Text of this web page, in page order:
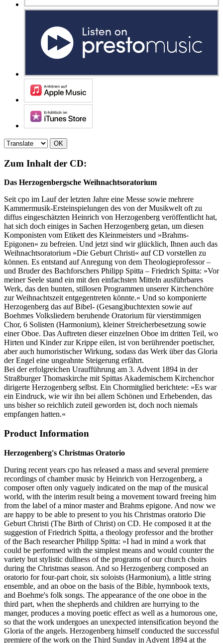
OK
Zum Inhalt der CD:
Das Herzogenbergsche Weihnachtsoratorium
Seit cpo im Lauf der letzten Jahre eine Messe sowie mehrere
Kammermusik-Ersteinspielungen des von der Musikwelt oft zu
diffus eingeschätzten Heinrich von Herzogenberg veröffentlicht hat,
hat sich doch einiges in Sachen Herzogenberg getan, um diesen
Komponisten vom Etikett des Kleinmeisters und »Brahms-
Epigonen« zu befreien. Und jetzt sind wir glücklich, Ihnen auch das
Weihnachtsoratorium »Die Geburt Christi« auf CD vorstellen zu
können. Es entstand auf Anregung von dem Theologieprofessor –
und Bruder des Bachforschers Philipp Spitta – Friedrich Spitta: »Vor
meiner Seele stand ein mit den einfachsten Mitteln ausführbares
Werk, das den bunten, stillosen Programmen unserer Kirchenchöre
zur Weihnachtszeit entgegentreten könnte.« Und so komponierte
Herzogenberg das auf Bibel- (Gesang)buchtexten sowie auf
Boehmes Volksliedern beruhende Oratorium für vierstimmigen
Chor, 6 Solisten (Harmonium), kleiner Streicherbesetzung sowie
einer Oboe. Das Auftreten dieser einzelnen Oboe im dritten Teil, wo
Hirten und Kinder zur Krippe eilen, ist von berührender poetischer,
aber auch humoristischer Wirkung, sodass das Werk über das Gloria
der Engel eine ungeahnte Steigerung erfährt.
Bei der erfolgreichen Uraufführung am 3. Advent 1894 in der
Straßburger Thomaskirche mit Spittas Akademischem Kirchenchor
dirigerte Herzogenberg selbst. Ein Chormitglied berichtete: »Es war
ein Eindruck, wie wir ihn bei allem Schönen und Erhebenden, das
uns bisher so reichlich zuteil geworden ist, doch noch niemals
empfangen hatten.«
Product Information
Herzogenberg's Christmas Oratorio
During recent years cpo has released a mass and several premiere
recordings of chamber music by Heinrich von Herzogenberg, a
composer often only vaguely indicated on the map of the musical
world, with the interim result being a movement toward freeing him
from the label of a minor master and Brahms epigone. And now we
are happy to be able to present to you his Christmas oratorio Die
Geburt Christi (The Birth of Christ) on CD. He composed it at the
suggestion of Friedrich Spitta, a theology professor and the brother
of the Bach researcher Philipp Spitta: »I had in mind a work that
could be performed with the simplest means and would counter the
variety but stylistic dullness of the programs of our church choirs
during the Christmas season. And so Herzogenberg composed an
oratorio for four-part choir, six soloists (Harmonium), a little string
ensemble, and an oboe on the basis of the Bible, hymnbook texts,
and Boehme's folk songs. The appearance of the one oboe in the
third part, when the shepherds and children are hurrying to the
manger, produces a moving poetic effect as well as a humorous one,
so that the work undergoes an unexpected intensification beyond the
Gloria of the angels. Herzogenberg himself conducted the successful
premiere of the work on the Third Sunday in Advent 1894 at the